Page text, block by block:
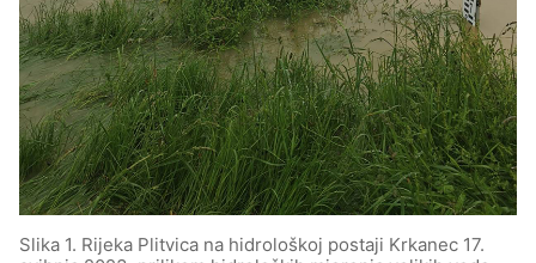
Slika 1. Rijeka Plitvica na hidrološkoj postaji Krkanec 17.